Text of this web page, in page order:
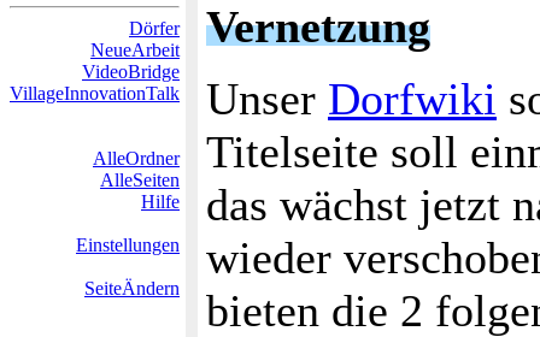
Dörfer
NeueArbeit
VideoBridge
VillageInnovationTalk
AlleOrdner
AlleSeiten
Hilfe
Einstellungen
SeiteÄndern
Vernetzung
Unser Dorfwiki
Titelseite soll
das wächst jetzt
wieder
bieten die 2